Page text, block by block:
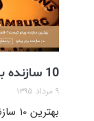
10 سازنده برتر پیانو – قسمت اول
۹ مرداد ۱۳۹۵